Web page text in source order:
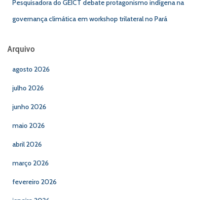
Pesquisadora do GEICT debate protagonismo indígena na
governança climática em workshop trilateral no Pará
Arquivo
agosto 2026
julho 2026
junho 2026
maio 2026
abril 2026
março 2026
fevereiro 2026